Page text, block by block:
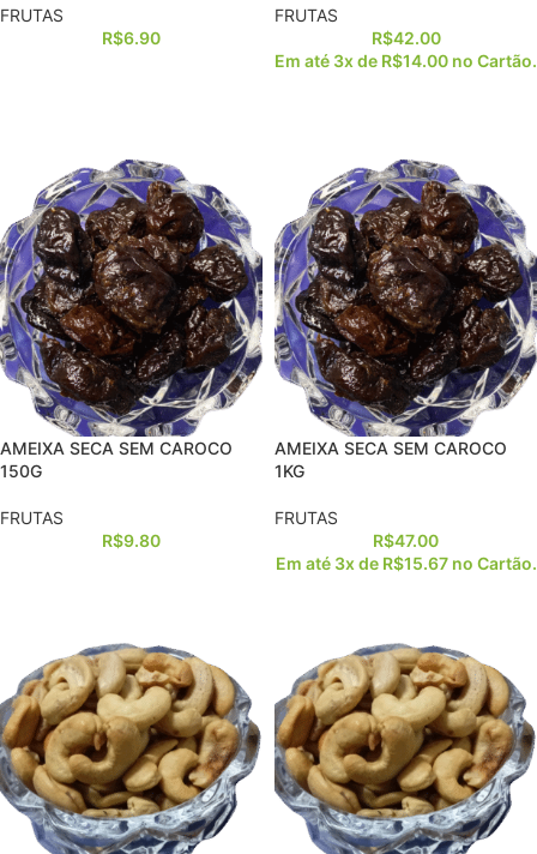
FRUTAS
R$6.90
FRUTAS
R$42.00
Em até 3x de R$14.00 no Cartão.
AMEIXA SECA SEM CAROCO
150G
FRUTAS
R$9.80
AMEIXA SECA SEM CAROCO
1KG
FRUTAS
R$47.00
Em até 3x de R$15.67 no Cartão.